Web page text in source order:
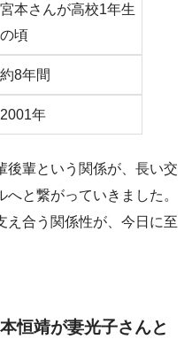
宮本さんが高校1年生
の頃
約8年間
2001年
後輩という関係が、長い交
と繋がっていきました。
え合う関係性が、今日に至
恒靖が妻光子さんと